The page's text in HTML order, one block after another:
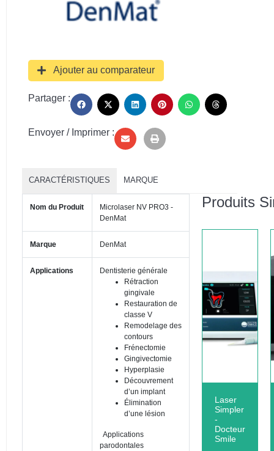
Ajouter au comparateur
Partager :
Envoyer / Imprimer :
CARACTÉRISTIQUES MARQUE
Nom du Produit
Microlaser NV PRO3 -
DenMat
Marque DenMat
Applications
Dentisterie générale
Rétraction
gingivale
Restauration de
classe V
Remodelage des
contours
Frénectomie
Gingivectomie
Hyperplasie
Découvrement
d’un implant
Élimination
d’une lésion
Applications
parodontales
Produits
Laser
Simpler
-
Docteur
Smile